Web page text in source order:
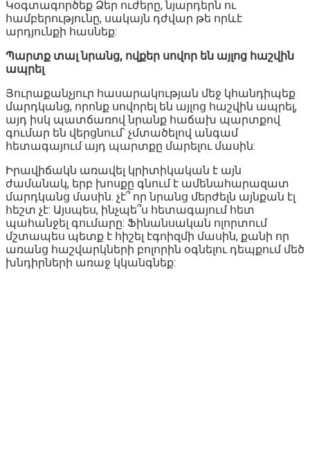
Կօգտագործեք Ձեր ուժերը, նյարդերն ու
համբերությունը, սակայն դժվար թե որևէ
արդյունքի հասնեք:
Պարտք տալ նրանց, ովքեր սովոր են այլոց հաշվին
ապրել
Յուրաքանչյուր հասարակության մեջ կհանդիպեք
մարդկանց, որոնք սովորել են այլոց հաշվին ապրել,
այդ իսկ պատճառով նրանք հաճախ պարտքով
գումար են վերցնում՝ չմտածելով անգամ
հետագայում այդ պարտքը մարելու մասին:
Իրավիճակն առավել կրիտիկական է այն
ժամանակ, երբ խոսքը գնում է ամենահարազատ
մարդկանց մասին. չէ՞ որ նրանց մերժելն այնքան էլ
հեշտ չէ: Այսպես, ինչպե՞ս հետագայում հետ
պահանջել գումարը: Ֆինանսական ոլորտում
մշտապես պետք է հիշել էգոիզմի մասին, քանի որ
առանց հաշվարկների բոլորին օգնելու դեպքում մեծ
խնդիրների առաջ կկանգնեք: